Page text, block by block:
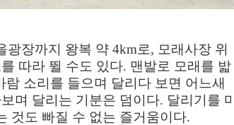
광장까지 왕복 약 4km로, 모래사장 위
따라 뛸 수도 있다. 맨발로 모래를 밟
람 소리를 들으며 달리다 보면 어느새
며 달리는 기분은 덤이다. 달리기를
것도 빠질 수 없는 즐거움이다.